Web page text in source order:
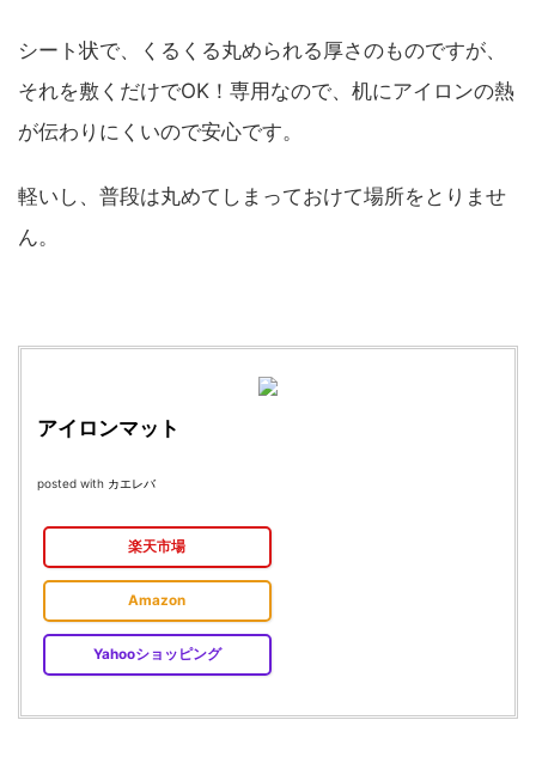
シート状で、くるくる丸められる厚さのものですが、
それを敷くだけでOK！専用なので、机にアイロンの熱
が伝わりにくいので安心です。
軽いし、普段は丸めてしまっておけて場所をとりませ
ん。
アイロンマット
posted with カエレバ
楽天市場
Amazon
Yahooショッピング